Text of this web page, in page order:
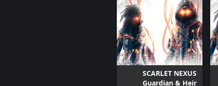
SCARLET NEXUS
Guardian & Heir